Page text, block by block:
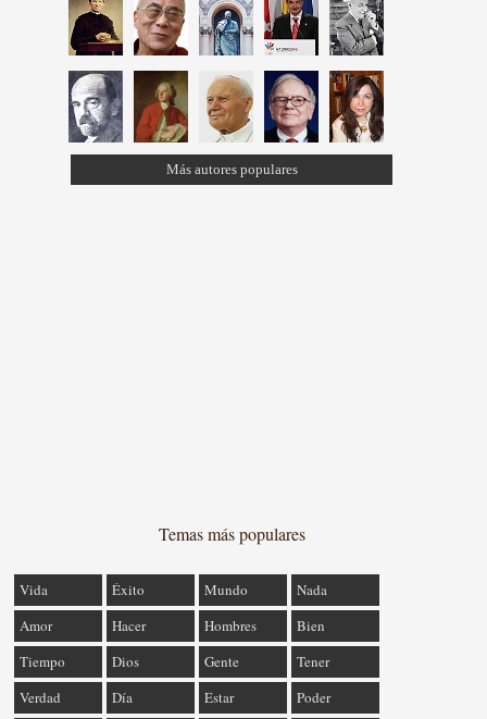
Más autores populares
Temas más populares
Vida Éxito Mundo
Nada
Amor
Hacer Hombres
Bien
Tiempo
Dios Gente
Tener
Verdad
Día Estar
Poder